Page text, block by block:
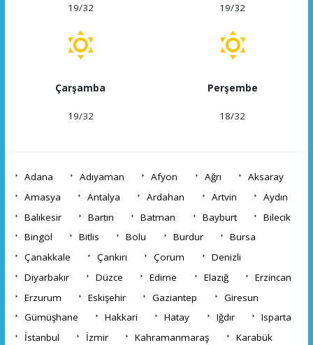
19/32 19/32
Çarşamba
19/32
Perşembe
18/32
Adana Adıyaman Afyon Ağrı
Aksaray
Amasya
Antalya Ardahan Artvin
Aydın
Balıkesir
Bartın Batman Bayburt
Bilecik
Bingöl
Bitlis Bolu Burdur
Bursa
Çanakkale
Çankırı Çorum
Denizli
Diyarbakır
Düzce Edirne Elazığ
Erzincan
Erzurum
Eskişehir Gaziantep
Giresun
Gümüşhane
Hakkari Hatay Iğdır
Isparta
İstanbul
İzmir Kahramanmaraş
Karabük